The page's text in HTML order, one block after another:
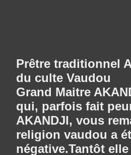
Prêtre traditionnel
du culte Vaudou
Grand Maitre
qui, parfois fait
AKANDJI, vous
religion vaudou a
négative.Tantôt